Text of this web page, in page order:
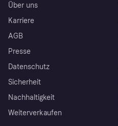
Über uns
Karriere
AGB
Presse
Datenschutz
Sicherheit
Nachhaltigkeit
Weiterverkaufen